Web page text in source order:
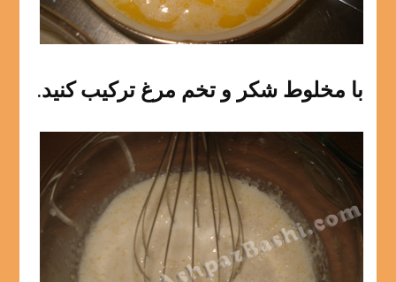
با مخلوط شکر و تخم مرغ ترکیب کنید.